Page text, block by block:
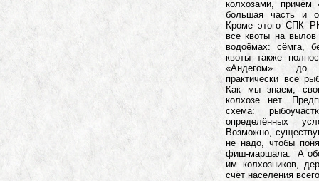
колхозами, причём
большая часть и
Кроме этого СПК
все квоты на
водоёмах: сёмга,
квоты также
«Андегом» до
практически все
Как мы знаем,
колхозе нет.
схема:
определённых
Возможно,
не надо, чтобы
фиш-маршала. А
им колхозников,
счёт населения